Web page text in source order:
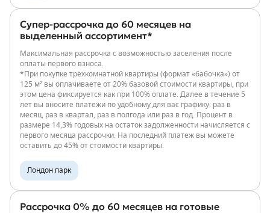
Супер-рассрочка до 60 месяцев на
выделенный ассортимент*
Максимальная рассрочка с возможностью заселения после
оплаты первого взноса.
*При покупке трёхкомнатной квартиры (формат «бабочка») от
125 м² вы оплачиваете от 20% базовой стоимости квартиры, при
этом цена фиксируется как при 100% оплате. Далее в течение 5
лет вы вносите платежи по удобному для вас графику: раз в
месяц, раз в квартал, раз в полгода или раз в год. Процент в
размере 14,3% годовых на остаток задолженности начисляется с
первого месяца рассрочки. На последний платеж вы можете
оставить до 45% от стоимости квартиры.
Лондон парк
Рассрочка 0% до 60 месяцев на готовые